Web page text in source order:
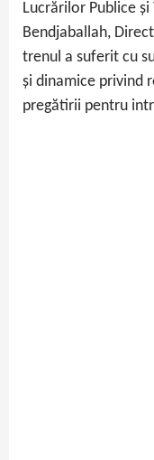
Lucrărilor Publice
Bendjaballah,
trenul a suferit cu
și dinamice privind
pregătirii pentru